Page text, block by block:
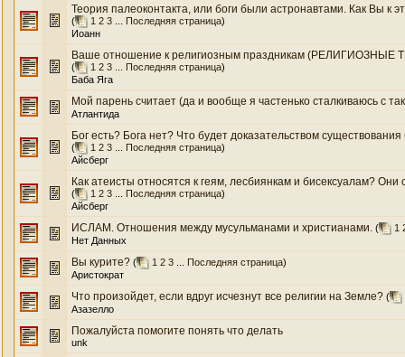
Теория палеоконтакта, или боги были астронавтами. Как Вы к
( 1 2 3 Последняя страница)
Иоанн
Ваше отношение к религиозным праздникам (РЕЛИГИОЗНЫЕ
( 1 2 3 Последняя страница)
Баба Яга
Мой парень считает (да и вообще я частенько сталкиваюсь с
Атлантида
Бог есть? Бога нет? Что будет доказательством существования
( 1 2 3 Последняя страница)
Айсберг
Как атеисты относятся к геям, лесбиянкам и бисексуалам? Они
( 1 2 3 Последняя страница)
Айсберг
ИСЛАМ. Отношения между мусульманами и христианами. ( 1
Нет Данных
Вы курите? ( 1 2 3 Последняя страница)
Аристократ
Что произойдет, если вдруг исчезнут все религии на Земле? (
Азазелло
Пожалуйста помогите понять что делать
unk